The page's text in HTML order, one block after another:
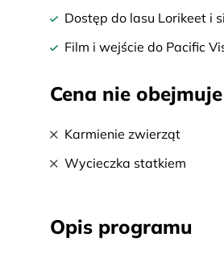
Dostęp do lasu Lorikeet i
Film i wejście do Pacific
Cena nie obejmuje
Karmienie zwierząt
Wycieczka statkiem
Opis programu